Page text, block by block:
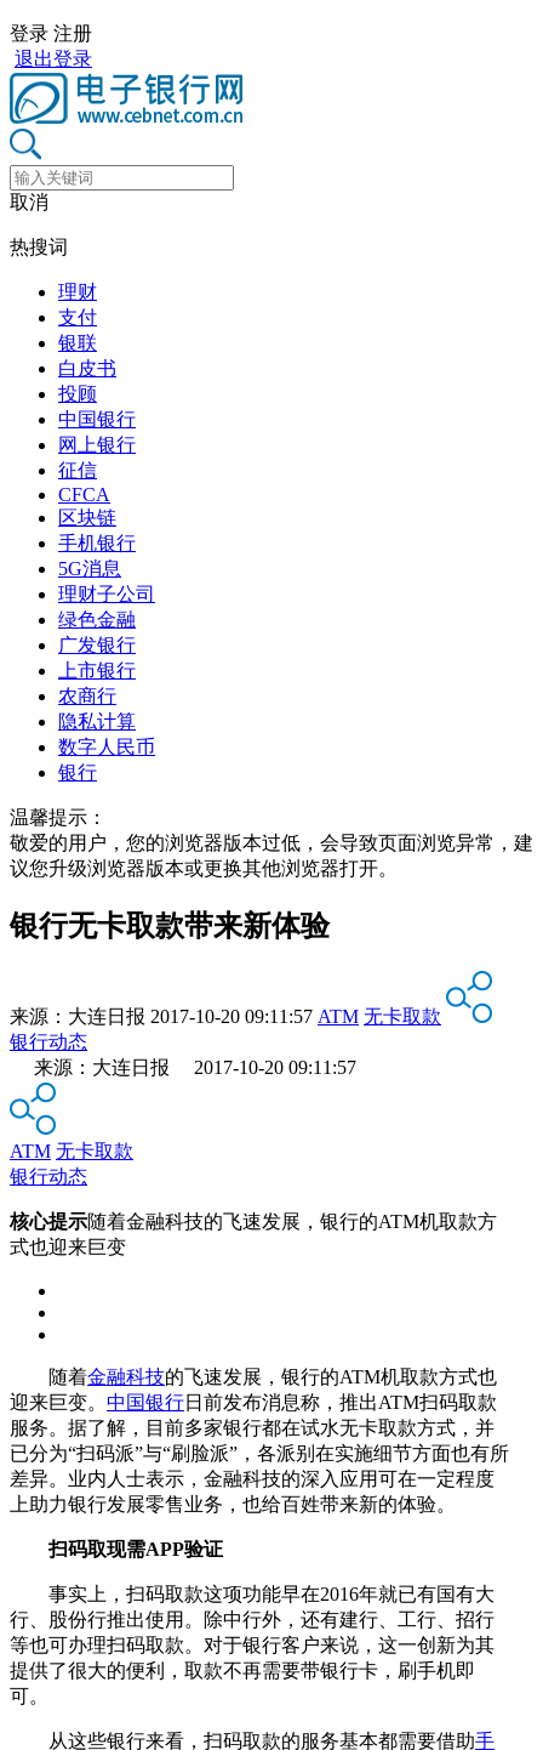
登录 注册
退出登录
取消
热搜词
理财
支付
银联
白皮书
投顾
中国银行
网上银行
征信
CFCA
区块链
手机银行
5G消息
理财子公司
绿色金融
广发银行
上市银行
农商行
隐私计算
数字人民币
银行
温馨提示：
敬爱的用户，您的浏览器版本过低，会导致页面浏览异常，建
议您升级浏览器版本或更换其他浏览器打开。
银行无卡取款带来新体验
来源： 大连日报 2017-10-20 09:11:57 ATM 无卡取款
银行动态
来源：大连日报 2017-10-20 09:11:57
ATM 无卡取款
银行动态
核心提示随着金融科技的飞速发展，银行的ATM机取款方
式也迎来巨变
随着金融科技的飞速发展，银行的ATM机取款方式也
迎来巨变。 中国银行日前发布消息称，推出ATM扫码取款
服务。据了解，目前多家银行都在试水无卡取款方式，并
已分为“扫码派”与“刷脸派”，各派别在实施细节方面也有所
差异。业内人士表示，金融科技的深入应用可在一定程度
上助力银行发展零售业务，也给百姓带来新的体验。
扫码取现需APP验证
事实上，扫码取款这项功能早在2016年就已有国有大
行、股份行推出使用。除中行外，还有建行、工行、招行
等也可办理扫码取款。对于银行客户来说，这一创新为其
提供了很大的便利，取款不再需要带银行卡，刷手机即
可。
从这些银行来看，扫码取款的服务基本都需要借助手